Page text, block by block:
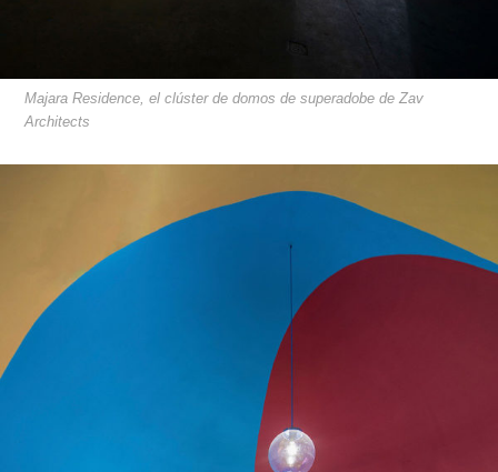
Majara Residence, el clúster de domos de superadobe de Zav
Architects